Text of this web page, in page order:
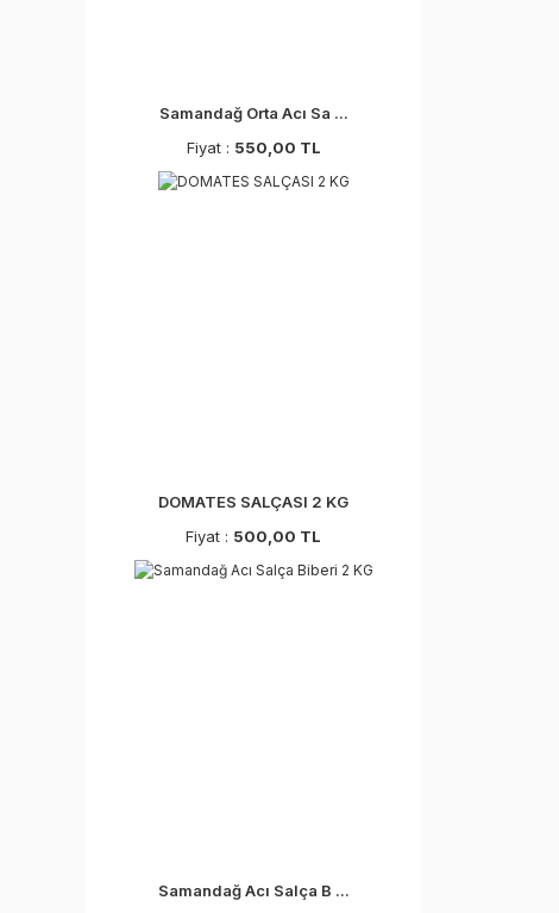
Samandağ Orta Acı Sa ...
Fiyat : 550,00 TL
DOMATES SALÇASI 2 KG
Fiyat : 500,00 TL
Samandağ Acı Salça B ...